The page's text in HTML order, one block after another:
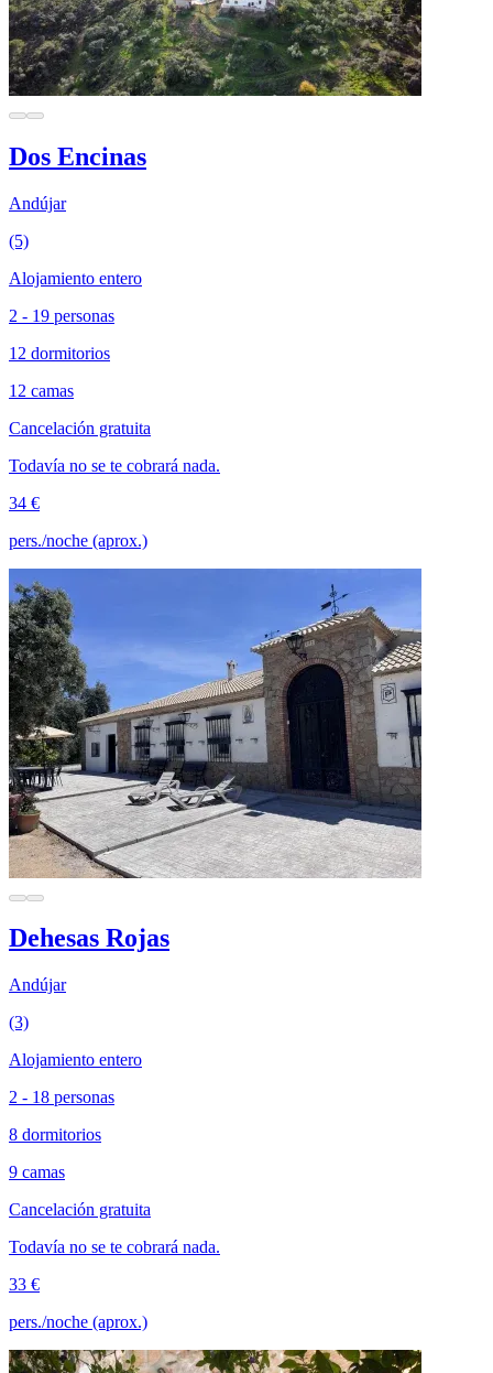
Dos Encinas
Andújar
(5)
Alojamiento entero
2 - 19 personas
12 dormitorios
12 camas
Cancelación gratuita
Todavía no se te cobrará nada.
34 €
pers./noche (aprox.)
Dehesas Rojas
Andújar
(3)
Alojamiento entero
2 - 18 personas
8 dormitorios
9 camas
Cancelación gratuita
Todavía no se te cobrará nada.
33 €
pers./noche (aprox.)